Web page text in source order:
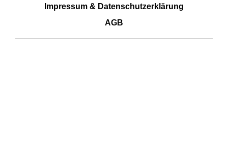
Impressum & Datenschutzerklärung
AGB